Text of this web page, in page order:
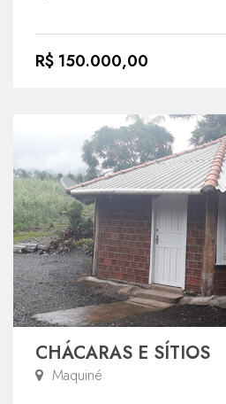
R$ 150.000,00
CHÁCARAS E SÍTIOS
Maquiné